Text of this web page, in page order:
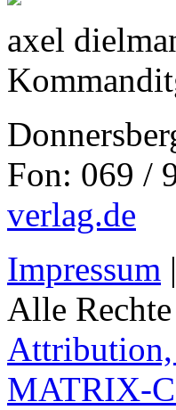
axel
Fon: 069 /
verlag.de
Impressum |
Alle
Attribution,
MATRIX-